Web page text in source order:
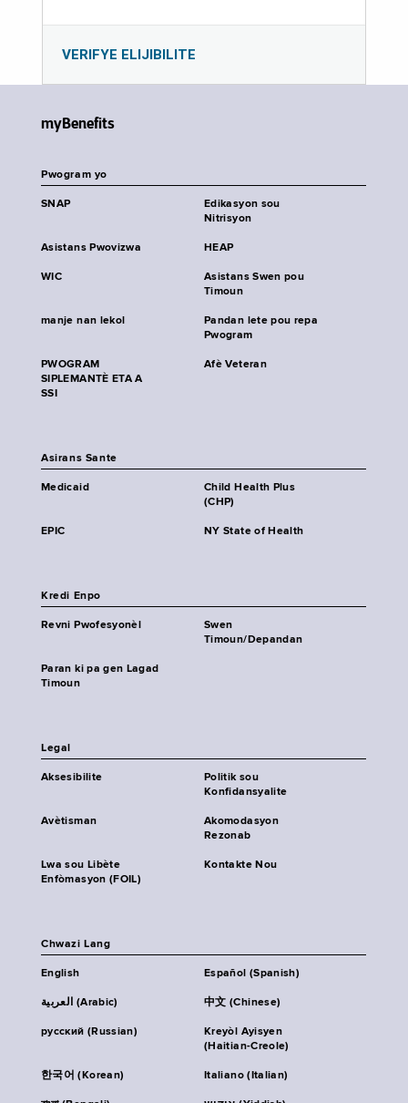
VERIFYE ELIJIBILITE
myBenefits
Pwogram yo
SNAP
Edikasyon sou
Nitrisyon
Asistans Pwovizwa HEAP
WIC
Asistans Swen pou
Timoun
manje nan lekol
Pandan lete pou repa
Pwogram
PWOGRAM
SIPLEMANTÈ ETA A
SSI
Afè Veteran
Asirans Sante
Medicaid
Child Health Plus
(CHP)
EPIC NY State of Health
Kredi Enpo
Revni Pwofesyonèl
Swen
Timoun/Depandan
Paran ki pa gen Lagad
Timoun
Legal
Aksesibilite
Politik sou
Konfidansyalite
Avètisman
Akomodasyon
Rezonab
Lwa sou Libète
Enfòmasyon (FOIL)
Kontakte Nou
Chwazi Lang
English Español (Spanish)
العربية (Arabic) 中文 (Chinese)
русский (Russian)
Kreyòl Ayisyen
(Haitian-Creole)
한국어 (Korean) Italiano (Italian)